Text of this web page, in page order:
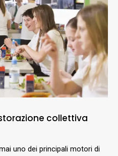
collettiva
uno dei principali motori di